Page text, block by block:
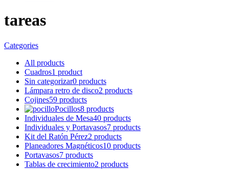
tareas
Categories
All products
Cuadros1 product
Sin categorizar0 products
Lámpara retro de disco2 products
Cojines59 products
Pocillos8 products
Individuales de Mesa40 products
Individuales y Portavasos7 products
Kit del Ratón Pérez2 products
Planeadores Magnéticos10 products
Portavasos7 products
Tablas de crecimiento2 products